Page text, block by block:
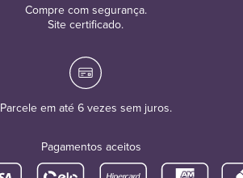
Compre com segurança.
Site certificado.
Parcele em até 6 vezes sem juros.
Pagamentos aceitos